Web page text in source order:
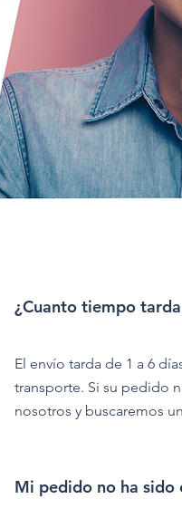
¿Cuanto tiempo
El envío tarda de 1 a 6
transporte. Si su pedido
nosotros y buscaremos
Mi pedido no ha sido